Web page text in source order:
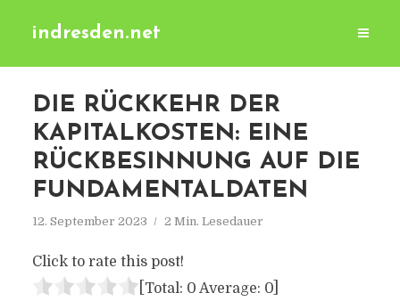
indresden.net
DIE RÜCKKEHR DER
KAPITALKOSTEN: EINE
RÜCKBESINNUNG AUF DIE
FUNDAMENTALDATEN
12. September 2023 2 Min. Lesedauer
Click to rate this post!
[Total: 0 Average: 0]